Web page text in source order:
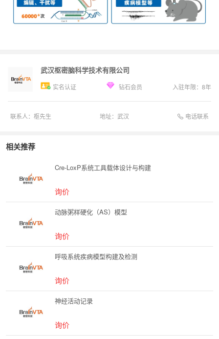
武汉枢密脑科学技术有限公司
实名认证 钻石会员 入驻年限： 8年
联系人： 枢先生 地址： 武汉 电话联系
相关推荐
Cre-LoxP系统工具载体设计与构建
询价
动脉粥样硬化（AS）模型
询价
呼吸系统疾病模型构建及检测
询价
神经活动记录
询价